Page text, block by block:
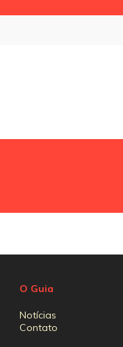
O Guia
Notícias
Contato